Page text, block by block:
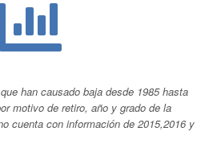
han causado baja desde 1985 hasta
motivo de retiro, año y grado de la
cuenta con información de 2015,2016 y